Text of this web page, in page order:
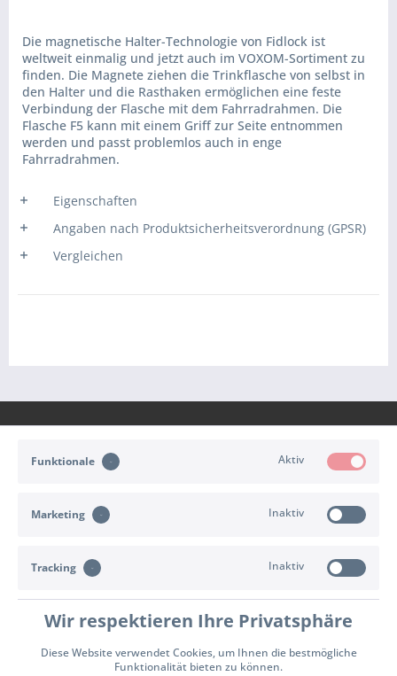
Die magnetische Halter-Technologie von Fidlock ist
weltweit einmalig und jetzt auch im VOXOM-Sortiment zu
finden. Die Magnete ziehen die Trinkflasche von selbst in
den Halter und die Rasthaken ermöglichen eine feste
Verbindung der Flasche mit dem Fahrradrahmen. Die
Flasche F5 kann mit einem Griff zur Seite entnommen
werden und passt problemlos auch in enge
Fahrradrahmen.
Eigenschaften
Angaben nach Produktsicherheitsverordnung (GPSR)
Vergleichen
INFORMATIONEN
Cookie-Einstellungen Widerrufsrecht Versand- und Zahlungsbedingungen
Funktionale Aktiv
Marketing Inaktiv
Tracking Inaktiv
Wir respektieren Ihre Privatsphäre
Diese Website verwendet Cookies, um Ihnen die bestmögliche
Funktionalität bieten zu können.